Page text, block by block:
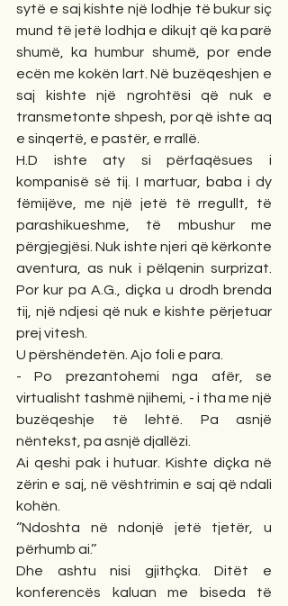
sytë e saj kishte një lodhje të bukur siç
mund të jetë lodhja e dikujt që ka parë
shumë, ka humbur shumë, por ende
ecën me kokën lart. Në buzëqeshjen e
saj kishte një ngrohtësi që nuk e
transmetonte shpesh, por që ishte aq
e sinqertë, e pastër, e rrallë.
H.D ishte aty si përfaqësues i
kompanisë së tij. I martuar, baba i dy
fëmijëve, me një jetë të rregullt, të
parashikueshme, të mbushur me
përgjegjësi. Nuk ishte njeri që kërkonte
aventura, as nuk i pëlqenin surprizat.
Por kur pa A.G., diçka u drodh brenda
tij, një ndjesi që nuk e kishte përjetuar
prej vitesh.
U përshëndetën. Ajo foli e para.
- Po prezantohemi nga afër, se
virtualisht tashmë njihemi, - i tha me një
buzëqeshje të lehtë. Pa asnjë
nëntekst, pa asnjë djallëzi.
Ai qeshi pak i hutuar. Kishte diçka në
zërin e saj, në vështrimin e saj që ndali
kohën.
‘’Ndoshta në ndonjë jetë tjetër, u
përhumb ai.’’
Dhe ashtu nisi gjithçka. Ditët e
konferencës kaluan me biseda të